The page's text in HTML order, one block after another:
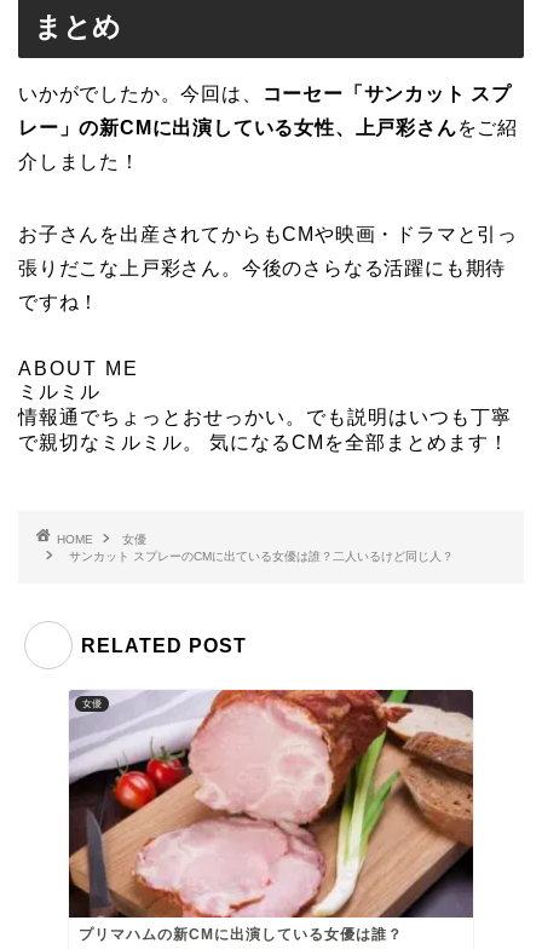
まとめ
いかがでしたか。今回は、
コーセー「サンカット スプ
レー」の新CMに出演している女性、上戸彩さんをご紹
介しました！
お子さんを出産されてからもCMや映画・ドラマと引っ
張りだこな上戸彩さん。今後のさらなる活躍にも期待
ですね！
ABOUT ME
ミルミル
情報通でちょっとおせっかい。でも説明はいつも丁寧
で親切なミルミル。 気になるCMを全部まとめます！
HOME
女優
サンカット スプレーのCMに出ている女優は誰？二人いるけど同じ人？
RELATED POST
女優
プリマハムの新CMに出演している女優は誰？